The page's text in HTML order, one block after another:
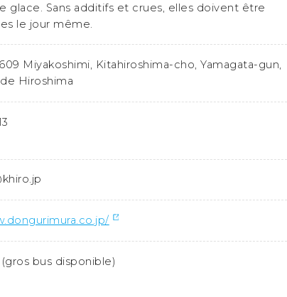
glace. Sans additifs et crues, elles doivent être
le jour même.
Miyakoshimi, Kitahiroshima-cho, Yamagata-gun,
Hiroshima
bus disponible)